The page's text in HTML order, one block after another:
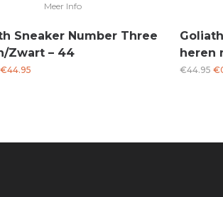
Meer Info
Sneaker Number Three
Zwart – 44
Oorspronkelijke
€44.95
heren
€44.95 €